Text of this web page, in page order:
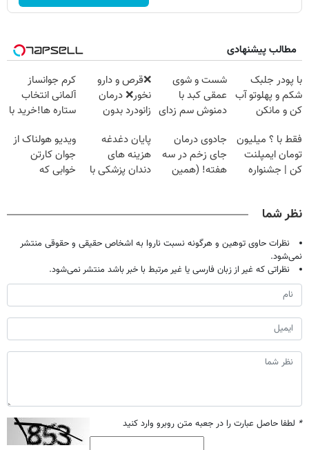
مطالب پیشنهادی
با پودر جلبک
شکم و پهلوتو آب
کن و مانکن
امشب)
شست و شوی
عمقی کبد با
دمنوش سم زدای
❌قرص‌ و دارو
نخور❌ درمان
زانودرد بدون
کرم جوانساز
آلمانی انتخاب
ستاره ها!خرید با
فقط با ؟ میلیون
تومان ایمپلنت
کن | جشنواره
جادوی درمان
جای زخم در سه
هفته! (همین
پایان دغدغه
هزینه های
دندان پزشکی با
ویدیو هولناک از
جوان کارتن
خوابی که
نظر شما
نظرات حاوی توهین و هرگونه نسبت ناروا به اشخاص حقیقی و حقوقی منتشر
نمی‌شود.
نظراتی که غیر از زبان فارسی یا غیر مرتبط با خبر باشد منتشر نمی‌شود.
* لطفا حاصل عبارت را در جعبه متن روبرو وارد کنید